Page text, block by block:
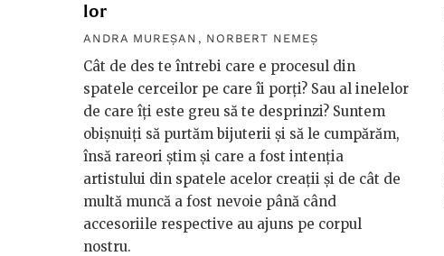
lor
ANDRA MUREȘAN , NORBERT NEMEȘ
Cât de des te întrebi care e procesul din
spatele cerceilor pe care îi porți? Sau al inelelor
de care îți este greu să te desprinzi? Suntem
obișnuiți să purtăm bijuterii și să le cumpărăm,
însă rareori știm și care a fost intenția
artistului din spatele acelor creații și de cât de
multă muncă a fost nevoie până când
accesoriile respective au ajuns pe corpul
nostru.